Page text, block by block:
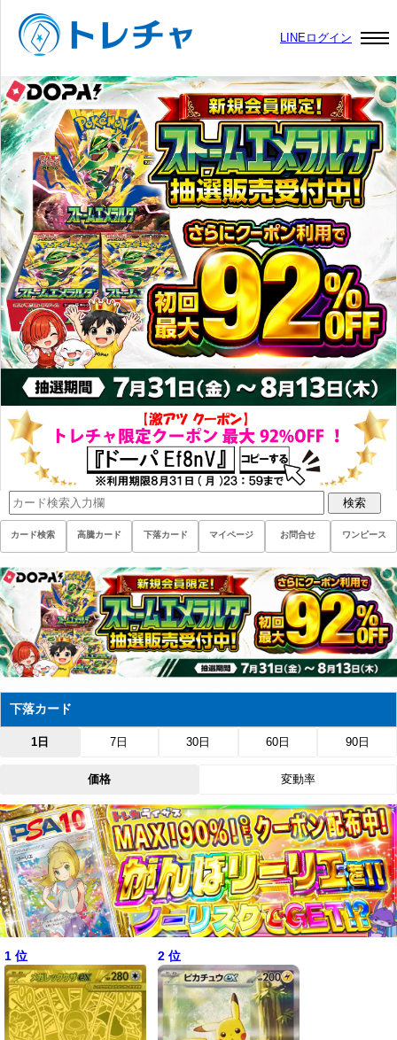
LINEログイン
検索
カード検索 高騰カード 下落カード マイページ お問合せ ワンピース
下落カード
1日 7日 30日 60日 90日
価格 変動率
1 位 2 位